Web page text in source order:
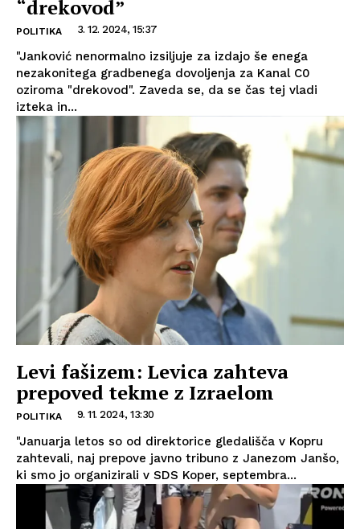
“drekovod”
POLITIKA 3. 12. 2024, 15:37
"Janković nenormalno izsiljuje za izdajo še enega
nezakonitega gradbenega dovoljenja za Kanal C0
oziroma "drekovod". Zaveda se, da se čas tej vladi
izteka in...
Levi fašizem: Levica zahteva
prepoved tekme z Izraelom
POLITIKA 9. 11. 2024, 13:30
"Januarja letos so od direktorice gledališča v Kopru
zahtevali, naj prepove javno tribuno z Janezom Janšo,
ki smo jo organizirali v SDS Koper, septembra...